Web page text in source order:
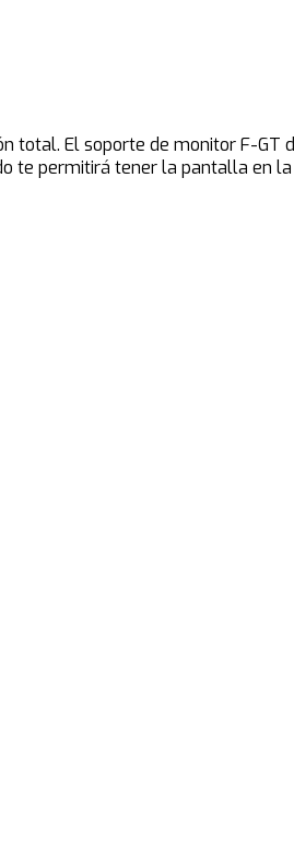
total. El soporte de monitor F-GT
te permitirá tener la pantalla en